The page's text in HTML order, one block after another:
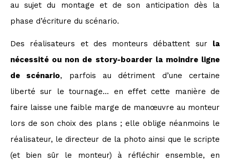
au sujet du montage et de son anticipation dès la
phase d’écriture du scénario.
Des réalisateurs et des monteurs débattent sur la
nécessité ou non de story-boarder la moindre ligne
de scénario, parfois au détriment d’une certaine
liberté sur le tournage… en effet cette manière de
faire laisse une faible marge de manœuvre au monteur
lors de son choix des plans ; elle oblige néanmoins le
réalisateur, le directeur de la photo ainsi que le scripte
(et bien sûr le monteur) à réfléchir ensemble, en